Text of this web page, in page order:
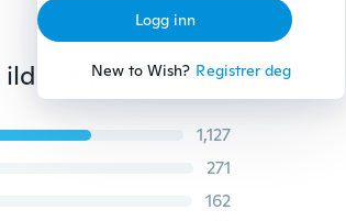
Logg inn
New to Wish? Registrer deg
Mote 925 sterling sølv krystall fra enkel ring rund blå ildopalringer bryllupsforlovelsesring
1,127
271
162